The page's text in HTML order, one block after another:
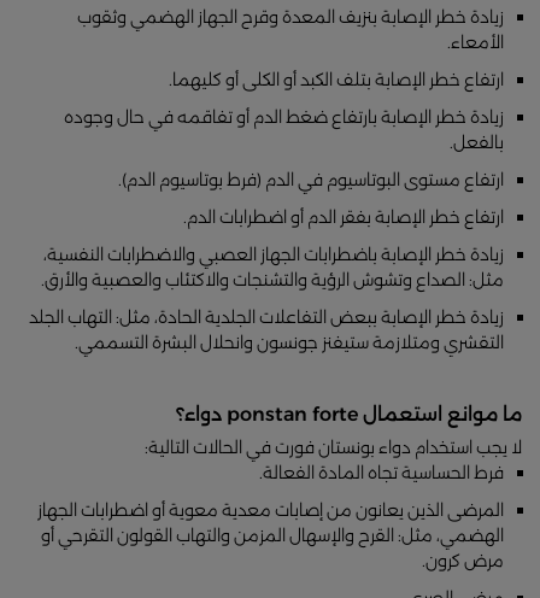
زيادة خطر الإصابة بنزيف المعدة وقرح الجهاز الهضمي وثقوب
الأمعاء.
ارتفاع خطر الإصابة بتلف الكبد أو الكلى أو كليهما.
زيادة خطر الإصابة بارتفاع ضغط الدم أو تفاقمه في حال وجوده
بالفعل.
ارتفاع مستوى البوتاسيوم في الدم (فرط بوتاسيوم الدم).
ارتفاع خطر الإصابة بفقر الدم أو اضطرابات الدم.
زيادة خطر الإصابة باضطرابات الجهاز العصبي والاضطرابات النفسية،
مثل: الصداع وتشوش الرؤية والتشنجات والاكتئاب والعصبية والأرق.
زيادة خطر الإصابة ببعض التفاعلات الجلدية الحادة، مثل: التهاب الجلد
التقشري ومتلازمة ستيفنز جونسون وانحلال البشرة التسممي.
ما موانع استعمال ponstan forte دواء؟
لا يجب استخدام دواء بونستان فورت في الحالات التالية:
فرط الحساسية تجاه المادة الفعالة.
المرضى الذين يعانون من إصابات معدية معوية أو اضطرابات الجهاز
الهضمي، مثل: القرح والإسهال المزمن والتهاب القولون التقرحي أو
مرض كرون.